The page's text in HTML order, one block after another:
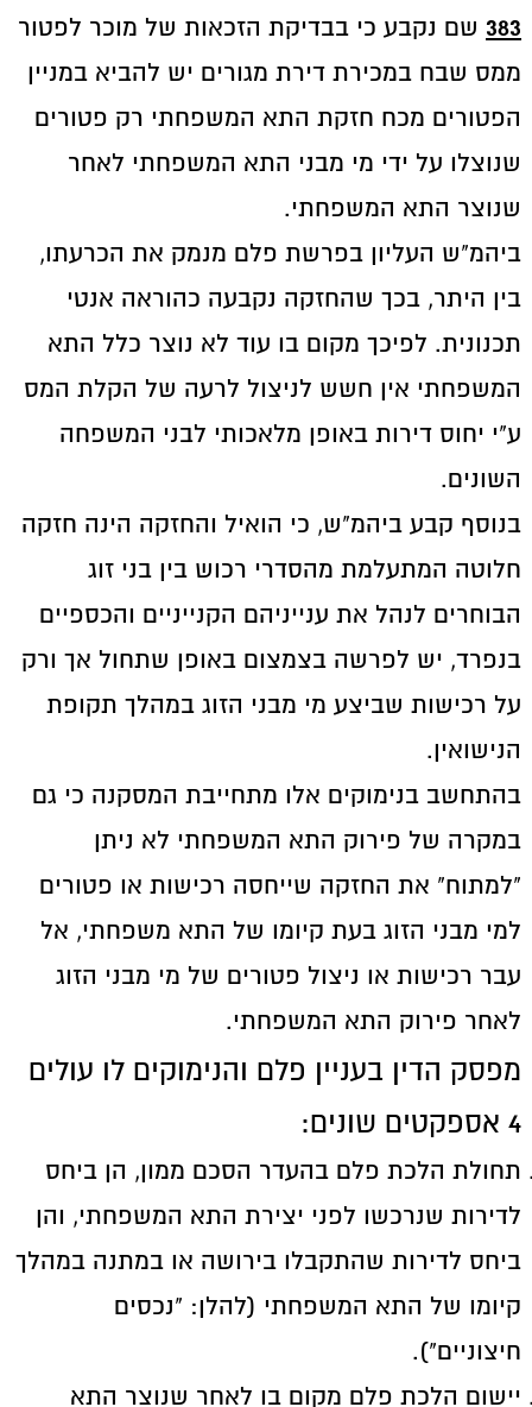
383 שם נקבע כי בבדיקת הזכאות של מוכר לפטור
ממס שבח במכירת דירת מגורים יש להביא במניין
הפטורים מכח חזקת התא המשפחתי רק פטורים
שנוצלו על ידי מי מבני התא המשפחתי לאחר
שנוצר התא המשפחתי.
ביהמ"ש העליון בפרשת פלם מנמק את הכרעתו,
בין היתר, בכך שהחזקה נקבעה כהוראה אנטי
תכנונית. לפיכך מקום בו עוד לא נוצר כלל התא
המשפחתי אין חשש לניצול לרעה של הקלת המס
ע"י יחוס דירות באופן מלאכותי לבני המשפחה
השונים.
בנוסף קבע ביהמ"ש, כי הואיל והחזקה הינה חזקה
חלוטה המתעלמת מהסדרי רכוש בין בני זוג
הבוחרים לנהל את ענייניהם הקנייניים והכספיים
בנפרד, יש לפרשה בצמצום באופן שתחול אך ורק
על רכישות שביצע מי מבני הזוג במהלך תקופת
הנישואין.
בהתחשב בנימוקים אלו מתחייבת המסקנה כי גם
במקרה של פירוק התא המשפחתי לא ניתן
"למתוח" את החזקה שייחסה רכישות או פטורים
למי מבני הזוג בעת קיומו של התא משפחתי, אל
עבר רכישות או ניצול פטורים של מי מבני הזוג
לאחר פירוק התא המשפחתי.
מפסק הדין בעניין פלם והנימוקים לו עולים
4 אספקטים שונים:
תחולת הלכת פלם בהעדר הסכם ממון, הן ביחס
לדירות שנרכשו לפני יצירת התא המשפחתי, והן
ביחס לדירות שהתקבלו בירושה או במתנה במהלך
קיומו של התא המשפחתי (להלן: "נכסים
חיצוניים").
יישום הלכת פלם מקום בו לאחר שנוצר התא